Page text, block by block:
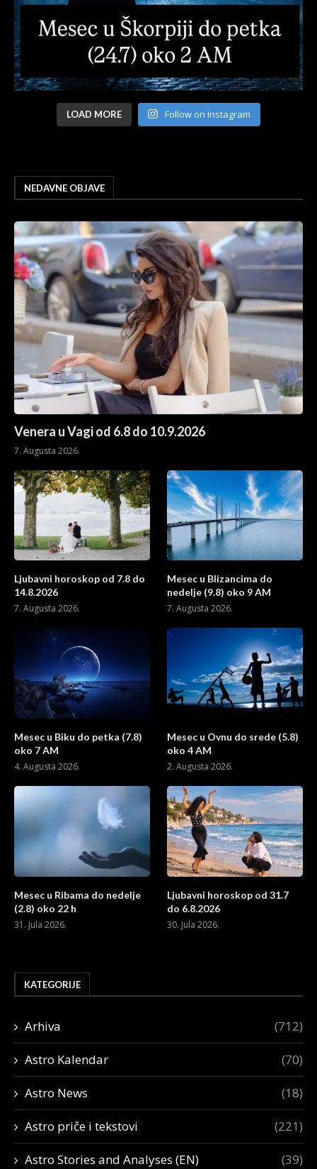
LOAD MORE Follow on Instagram
NEDAVNE OBJAVE
Venera u Vagi od 6.8 do 10.9.2026
7. Augusta 2026.
Ljubavni horoskop od 7.8 do
14.8.2026
7. Augusta 2026.
Mesec u Blizancima do
nedelje (9.8) oko 9 AM
7. Augusta 2026.
Mesec u Biku do petka (7.8)
oko 7 AM
4. Augusta 2026.
Mesec u Ovnu do srede (5.8)
oko 4 AM
2. Augusta 2026.
Mesec u Ribama do nedelje
(2.8) oko 22 h
31. Jula 2026.
Ljubavni horoskop od 31.7
do 6.8.2026
30. Jula 2026.
KATEGORIJE
Arhiva (712)
Astro Kalendar (70)
Astro News (18)
Astro priče i tekstovi (221)
Astro Stories and Analyses (EN) (39)